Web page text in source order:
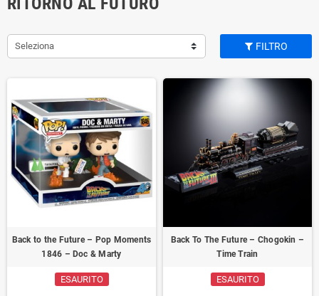
Seleziona FILTRO
Back to the Future – Pop Moments
1846 – Doc & Marty
ESAURITO
Back To The Future – Chogokin –
Time Train
ESAURITO